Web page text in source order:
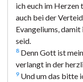
ich euch im Herzen
auch bei der
Evangeliums,
seid.
8 Denn Gott ist
verlangt in der
9 Und um das bitte